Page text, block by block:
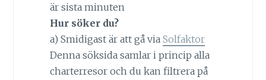
är sista minuten
Hur söker du?
a) Smidigast är att gå via Solfaktor
Denna söksida samlar i princip alla
charterresor och du kan filtrera på